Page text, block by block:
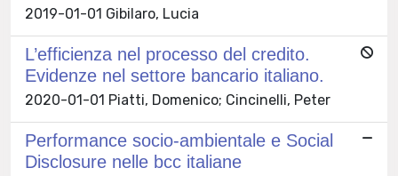
2019-01-01 Gibilaro, Lucia
L’efficienza nel processo del credito.
Evidenze nel settore bancario italiano.
2020-01-01 Piatti, Domenico; Cincinelli, Peter
Performance socio-ambientale e Social
Disclosure nelle bcc italiane